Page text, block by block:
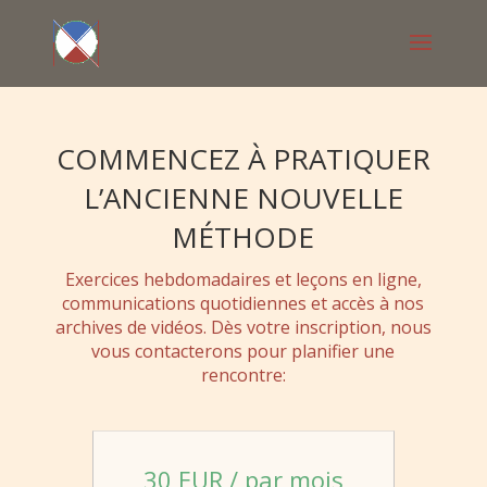
COMMENCEZ À PRATIQUER
L’ANCIENNE NOUVELLE
MÉTHODE
Exercices hebdomadaires et leçons en ligne,
communications quotidiennes et accès à nos
archives de vidéos. Dès votre inscription, nous
vous contacterons pour planifier une
rencontre:
30 EUR / par mois